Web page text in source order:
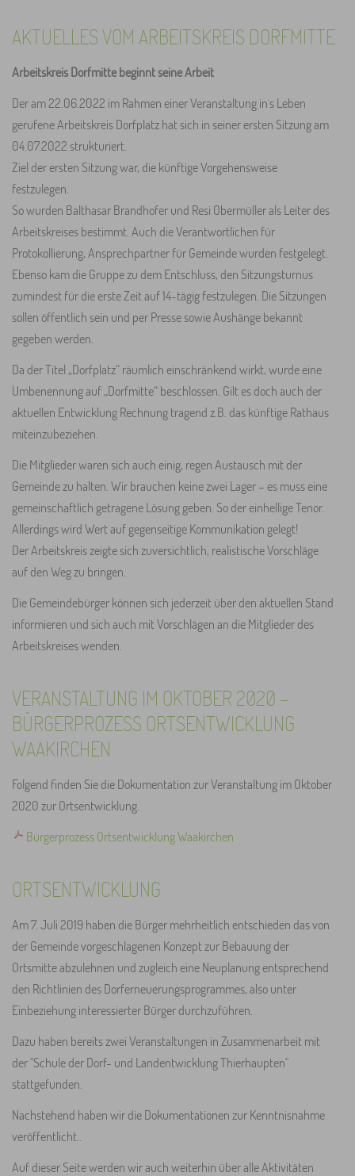
AKTUELLES VOM ARBEITSKREIS DORFMITTE
Arbeitskreis Dorfmitte beginnt seine Arbeit
Der am 22.06.2022 im Rahmen einer Veranstaltung in´s Leben
gerufene Arbeitskreis Dorfplatz hat sich in seiner ersten Sitzung am
04.07.2022 strukturiert.
Ziel der ersten Sitzung war, die künftige Vorgehensweise
festzulegen.
So wurden Balthasar Brandhofer und Resi Obermüller als Leiter des
Arbeitskreises bestimmt. Auch die Verantwortlichen für
Protokollierung, Ansprechpartner für Gemeinde wurden festgelegt.
Ebenso kam die Gruppe zu dem Entschluss, den Sitzungsturnus
zumindest für die erste Zeit auf 14-tägig festzulegen. Die Sitzungen
sollen öffentlich sein und per Presse sowie Aushänge bekannt
gegeben werden.
Da der Titel „Dorfplatz“ räumlich einschränkend wirkt, wurde eine
Umbenennung auf „Dorfmitte“ beschlossen. Gilt es doch auch der
aktuellen Entwicklung Rechnung tragend z.B. das künftige Rathaus
miteinzubeziehen.
Die Mitglieder waren sich auch einig, regen Austausch mit der
Gemeinde zu halten. Wir brauchen keine zwei Lager – es muss eine
gemeinschaftlich getragene Lösung geben. So der einhellige Tenor.
Allerdings wird Wert auf gegenseitige Kommunikation gelegt!
Der Arbeitskreis zeigte sich zuversichtlich, realistische Vorschläge
auf den Weg zu bringen.
Die Gemeindebürger können sich jederzeit über den aktuellen Stand
informieren und sich auch mit Vorschlägen an die Mitglieder des
Arbeitskreises wenden.
VERANSTALTUNG IM OKTOBER 2020 -
BÜRGERPROZESS ORTSENTWICKLUNG
WAAKIRCHEN
Folgend finden Sie die Dokumentation zur Veranstaltung im Oktober
2020 zur Ortsentwicklung.
Bürgerprozess Ortsentwicklung Waakirchen
ORTSENTWICKLUNG
Am 7. Juli 2019 haben die Bürger mehrheitlich entschieden das von
der Gemeinde vorgeschlagenen Konzept zur Bebauung der
Ortsmitte abzulehnen und zugleich eine Neuplanung entsprechend
den Richtlinien des Dorferneuerungsprogrammes, also unter
Einbeziehung interessierter Bürger durchzuführen.
Dazu haben bereits zwei Veranstaltungen in Zusammenarbeit mit
der "Schule der Dorf- und Landentwicklung Thierhaupten"
stattgefunden.
Nachstehend haben wir die Dokumentationen zur Kenntnisnahme
veröffentlicht..
Auf dieser Seite werden wir auch weiterhin über alle Aktivitäten